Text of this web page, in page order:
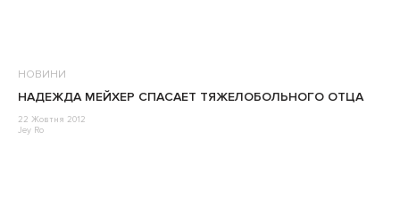
НОВИНИ
НАДЕЖДА МЕЙХЕР СПАСАЕТ ТЯЖЕЛОБОЛЬНОГО ОТЦА
22 Жовтня 2012
Jey Ro